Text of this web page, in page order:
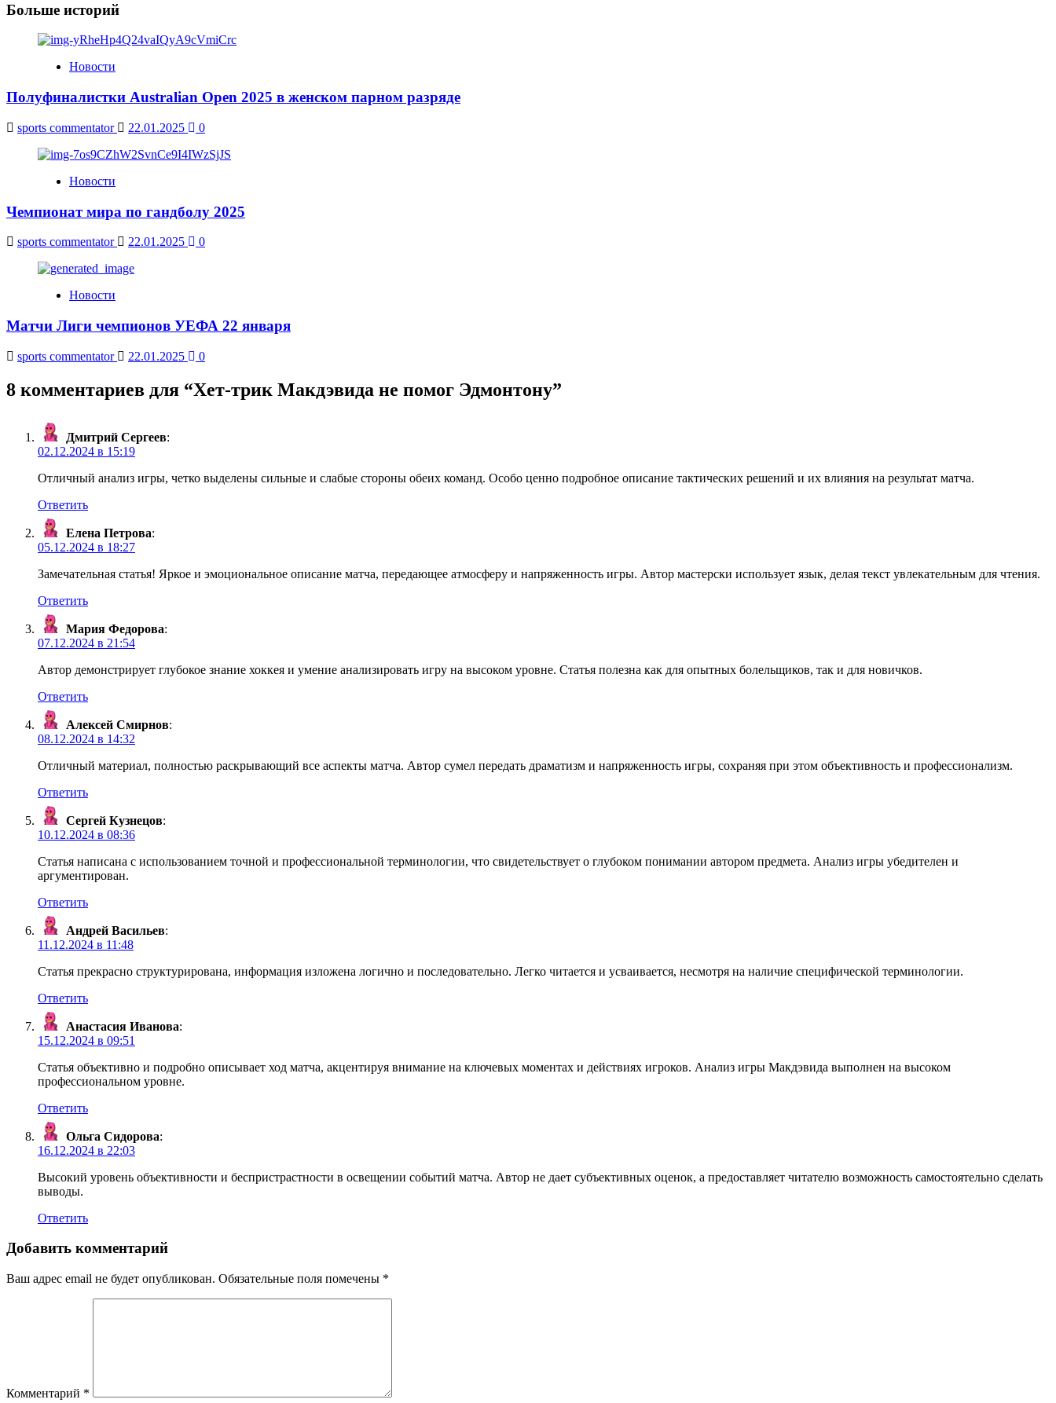
Больше историй
Новости
Полуфиналистки Australian Open 2025 в женском парном разряде
sports commentator 22.01.2025 0
Новости
Чемпионат мира по гандболу 2025
sports commentator 22.01.2025 0
Новости
Матчи Лиги чемпионов УЕФА 22 января
sports commentator 22.01.2025 0
8 комментариев для “Хет-трик Макдэвида не помог Эдмонтону”
Дмитрий Сергеев:
02.12.2024 в 15:19
Отличный анализ игры, четко выделены сильные и слабые стороны обеих команд. Особо ценно подробное описание тактических решений и их влияния на результат матча.
Ответить
Елена Петрова:
05.12.2024 в 18:27
Замечательная статья! Яркое и эмоциональное описание матча, передающее атмосферу и напряженность игры. Автор мастерски использует язык, делая текст увлекательным для чтения.
Ответить
Мария Федорова:
07.12.2024 в 21:54
Автор демонстрирует глубокое знание хоккея и умение анализировать игру на высоком уровне. Статья полезна как для опытных болельщиков, так и для новичков.
Ответить
Алексей Смирнов:
08.12.2024 в 14:32
Отличный материал, полностью раскрывающий все аспекты матча. Автор сумел передать драматизм и напряженность игры, сохраняя при этом объективность и профессионализм.
Ответить
Сергей Кузнецов:
10.12.2024 в 08:36
Статья написана с использованием точной и профессиональной терминологии, что свидетельствует о глубоком понимании автором предмета. Анализ игры убедителен и
аргументирован.
Ответить
Андрей Васильев:
11.12.2024 в 11:48
Статья прекрасно структурирована, информация изложена логично и последовательно. Легко читается и усваивается, несмотря на наличие специфической терминологии.
Ответить
Анастасия Иванова:
15.12.2024 в 09:51
Статья объективно и подробно описывает ход матча, акцентируя внимание на ключевых моментах и действиях игроков. Анализ игры Макдэвида выполнен на высоком
профессиональном уровне.
Ответить
Ольга Сидорова:
16.12.2024 в 22:03
Высокий уровень объективности и беспристрастности в освещении событий матча. Автор не дает субъективных оценок, а предоставляет читателю возможность самостоятельно сделать
выводы.
Ответить
Добавить комментарий
Ваш адрес email не будет опубликован. Обязательные поля помечены *
Комментарий *